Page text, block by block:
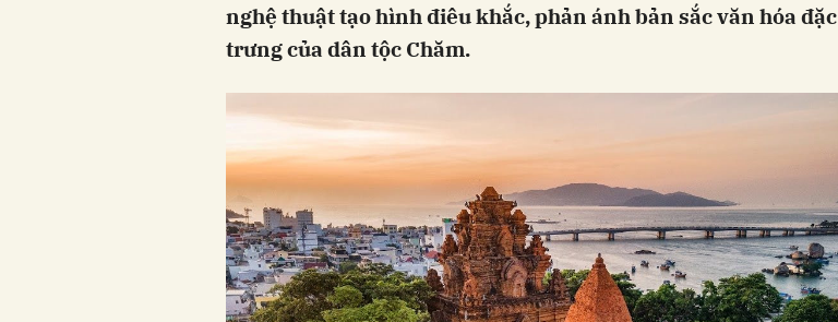
nghệ thuật tạo hình điêu khắc, phản ánh bản sắc văn hóa đặc
trưng của dân tộc Chăm.